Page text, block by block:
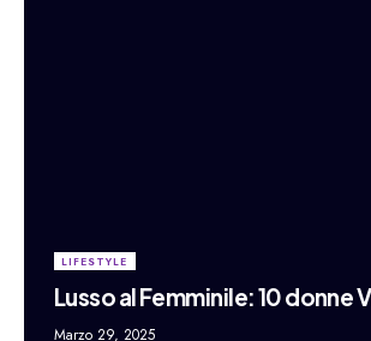
LIFESTYLE
Lusso al Femminile: 10 donne
Marzo 29, 2025